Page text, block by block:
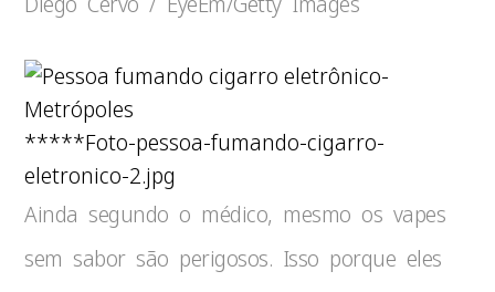
*****Foto-pessoa-fumando-cigarro-
eletronico-2.jpg
Ainda segundo o médico, mesmo os vapes
sem sabor são perigosos. Isso porque eles